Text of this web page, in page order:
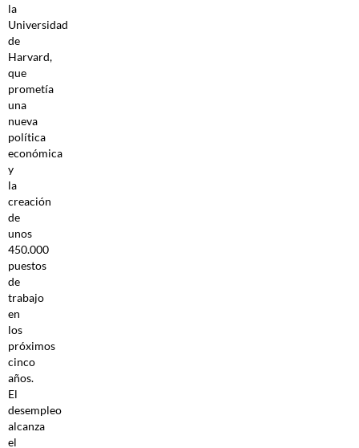
la
Universidad
de
Harvard,
que
prometía
una
nueva
política
económica
y
la
creación
de
unos
450.000
puestos
de
trabajo
en
los
próximos
cinco
años.
El
desempleo
alcanza
el